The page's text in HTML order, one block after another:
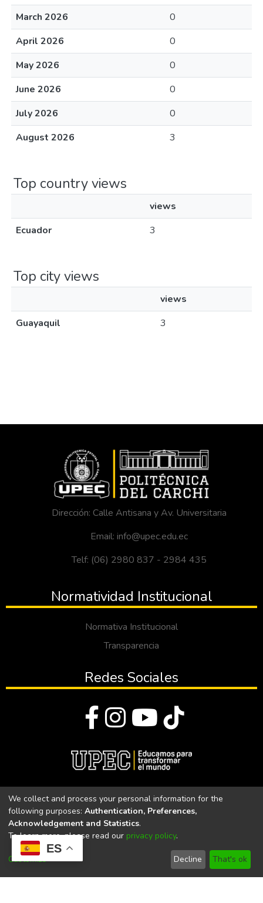
ES
March 2026
0
April 2026
0
May 2026
0
June 2026
0
July 2026
0
August 2026
3
Top country views
views
Ecuador
3
Top city views
views
Guayaquil
3
Dirección: Calle Antisana y Av. Universitaria
Email: info@upec.edu.ec
Telf: (06) 2980 837 - 2984 435
Normatividad Institucional
Normativa Institucional
Transparencia
Redes Sociales
Universidad Politécnica Estatal del Carchi
Universidad Politécnica Estatal del Carchi | Acreditada por el
CACES Resolución N°. 160-SE-33-CACES-2020
We collect and process your personal information for the
following purposes: Authentication, Preferences,
Acknowledgement and Statistics.
To learn more, please read our privacy policy.
Customize Decline That's ok